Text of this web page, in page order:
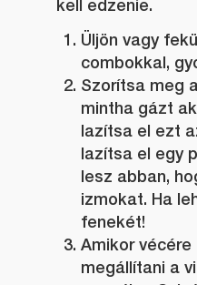
kell edzenie.
Üljön vagy
combokkal,
Szorítsa meg
mintha gázt
lazítsa el ezt
lazítsa el egy
lesz abban,
izmokat. Ha
fenekét!
Amikor vécére
megállítani a